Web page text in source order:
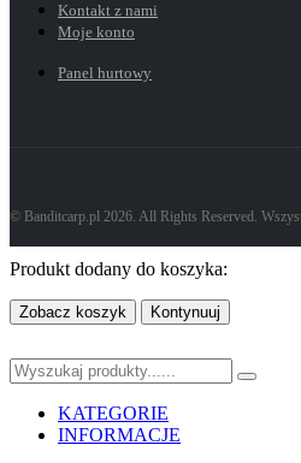
Kontakt z nami
Moje konto
Panel hurtowy
© Banditcarp.pl 2026. All Rights Reserved.
Produkt dodany do koszyka:
Zobacz koszyk Kontynuuj
KATEGORIE
INFORMACJE